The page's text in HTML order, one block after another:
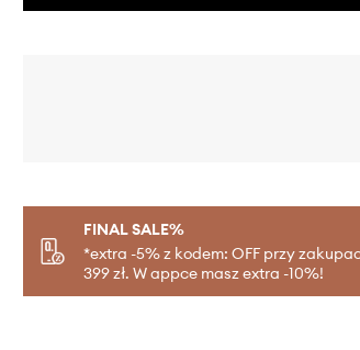
FINAL SALE%
*extra -5% z kodem: OFF przy
399 zł. W appce masz extra -10%!